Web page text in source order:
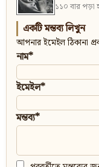
১১০ বার পড়া
একটি মন্তব্য লিখুন
আপনার ইমেইল ঠিকানা
নাম*
ইমেইল*
মন্তব্য*